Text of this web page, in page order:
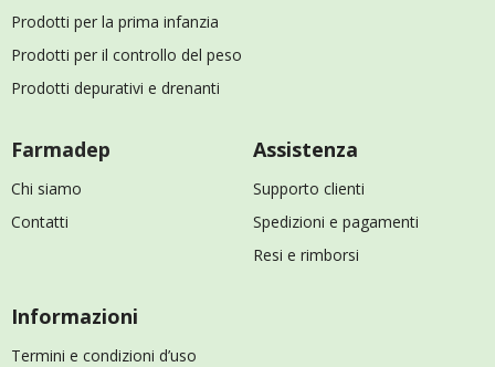
Prodotti per la prima infanzia
Prodotti per il controllo del peso
Prodotti depurativi e drenanti
Farmadep
Chi siamo
Contatti
Assistenza
Supporto clienti
Spedizioni e pagamenti
Resi e rimborsi
Informazioni
Termini e condizioni d’uso